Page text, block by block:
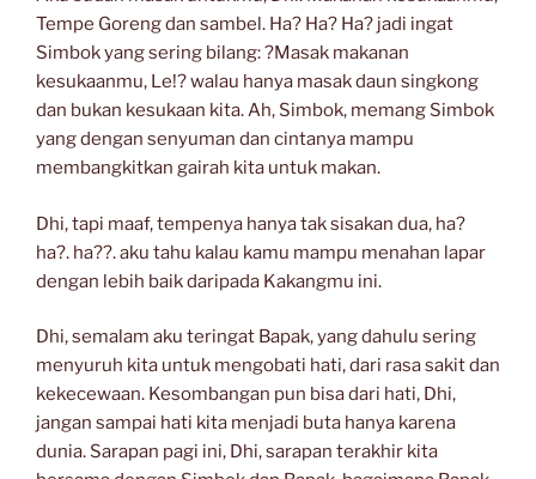
Tempe Goreng dan sambel. Ha? Ha? Ha? jadi ingat
Simbok yang sering bilang: ?Masak makanan
kesukaanmu, Le!? walau hanya masak daun singkong
dan bukan kesukaan kita. Ah, Simbok, memang Simbok
yang dengan senyuman dan cintanya mampu
membangkitkan gairah kita untuk makan.
Dhi, tapi maaf, tempenya hanya tak sisakan dua, ha?
ha?. ha??. aku tahu kalau kamu mampu menahan lapar
dengan lebih baik daripada Kakangmu ini.
Dhi, semalam aku teringat Bapak, yang dahulu sering
menyuruh kita untuk mengobati hati, dari rasa sakit dan
kekecewaan. Kesombangan pun bisa dari hati, Dhi,
jangan sampai hati kita menjadi buta hanya karena
dunia. Sarapan pagi ini, Dhi, sarapan terakhir kita